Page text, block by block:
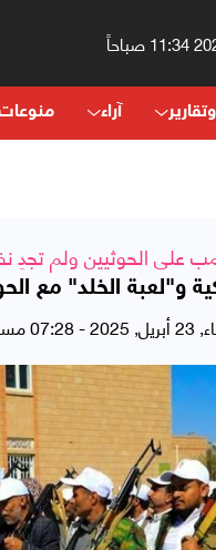
آراء
الحوثيين ولم تجدِ
و"لعبة الخلد" مع
مساءً